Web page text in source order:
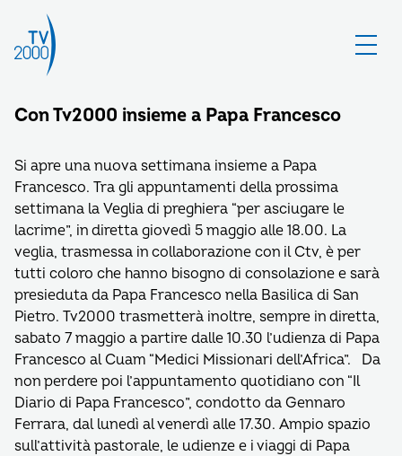
Con Tv2000 insieme a Papa Francesco
Si apre una nuova settimana insieme a Papa
Francesco. Tra gli appuntamenti della prossima
settimana la Veglia di preghiera “per asciugare le
lacrime”, in diretta giovedì 5 maggio alle 18.00. La
veglia, trasmessa in collaborazione con il Ctv, è per
tutti coloro che hanno bisogno di consolazione e sarà
presieduta da Papa Francesco nella Basilica di San
Pietro. Tv2000 trasmetterà inoltre, sempre in diretta,
sabato 7 maggio a partire dalle 10.30 l’udienza di Papa
Francesco al Cuam “Medici Missionari dell’Africa”. Da
non perdere poi l’appuntamento quotidiano con “Il
Diario di Papa Francesco”, condotto da Gennaro
Ferrara, dal lunedì al venerdì alle 17.30. Ampio spazio
sull’attività pastorale, le udienze e i viaggi di Papa